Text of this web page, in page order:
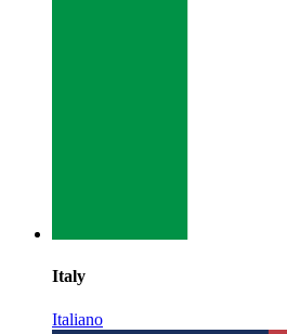
Italy
Italiano